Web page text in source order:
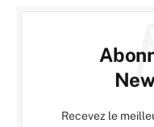
Recevez le